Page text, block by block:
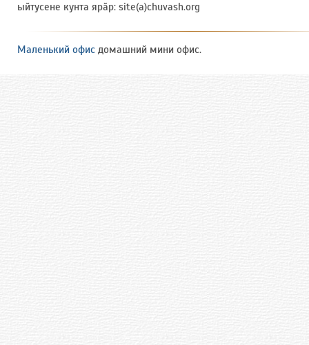
ыйтусене кунта ярӑр: site(a)chuvash.org
Маленький офис домашний мини офис.